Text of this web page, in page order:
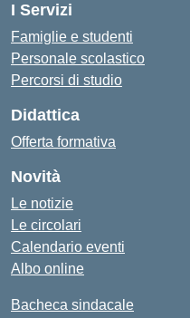
I Servizi
Famiglie e studenti
Personale scolastico
Percorsi di studio
Didattica
Offerta formativa
Novità
Le notizie
Le circolari
Calendario eventi
Albo online
Bacheca sindacale